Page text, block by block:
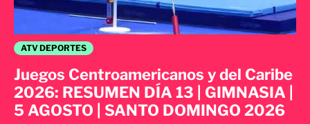
ATV DEPORTES
Juegos Centroamericanos y del Caribe
2026: RESUMEN DÍA 13 | GIMNASIA |
5 AGOSTO | SANTO DOMINGO 2026